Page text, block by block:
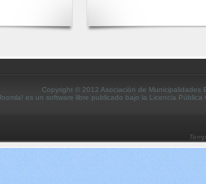
Copyright © 2012 Asociación de Municipalidades
es un software libre publicado bajo la Licencia Pública